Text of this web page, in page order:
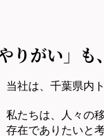
りがい」も、
当社は、千葉県内
私たちは、人々の
存在でありたいと